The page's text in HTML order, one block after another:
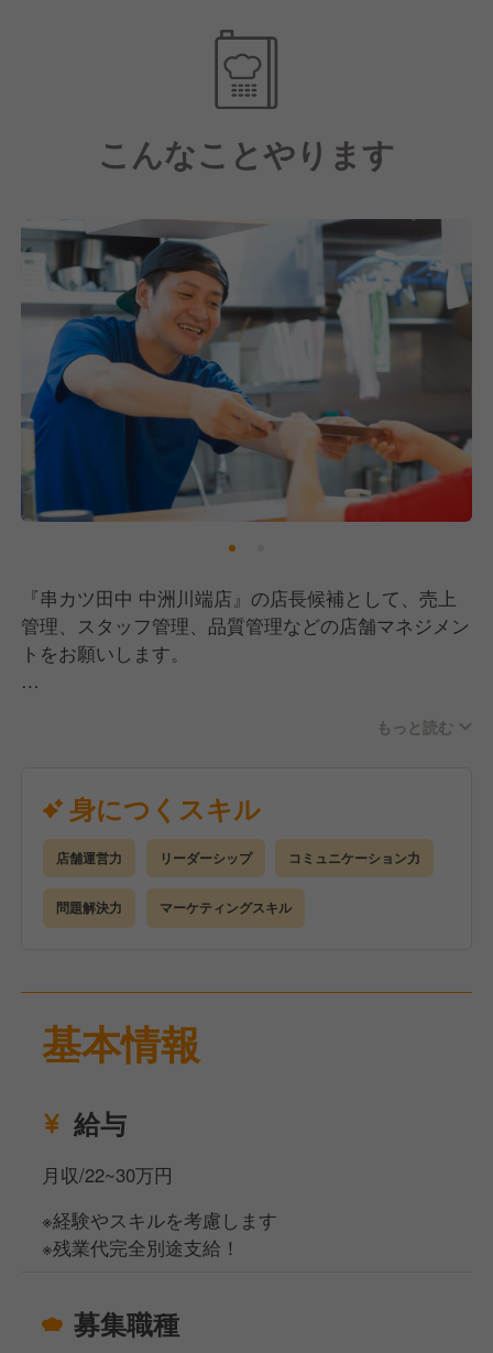
期間働きたい」という方にはピッタリの職場です！
【あなたの努力次第でお給与はしっかりアップ！】
運営する各店舗の業績は好調！
今後さらに新しいポストが生まれやすいので、キャリ
アアップのチャンスが多いのが特徴です。
きます。
【当社ならではのうれしい福利厚生アリ】
ブランドに限らず、全店舗で利用できる社員割引制度
をご用意。
幅広いジャンルの店舗展開をしているので、プライベ
ートでお得なお買い物やお食事を楽しめますよ！
こんなことやります
『串カツ田中 中洲川端店』の店長候補として、売上
管理、スタッフ管理、品質管理などの店舗マネジメン
トをお願いします。
だけるようなお店作りをお任せします。
今後、さらなる安定基盤の強化のために、新しいメン
バーを大募集中！
福岡エリアで長期間腰を据えて働きたい方、お待ちし
ています！
もっと読む
身につくスキル
店舗運営力 リーダーシップ コミュニケーション力
問題解決力 マーケティングスキル
基本情報
給与
月収/22~30万円
※経験やスキルを考慮します
※残業代完全別途支給！
募集職種